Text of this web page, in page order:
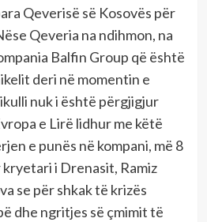
Qeverisë së Kosovës për
Qeveria na ndihmon, na
Balfin Group që është
deri në momentin e
nuk i është përgjigjur
e Lirë lidhur me këtë
e punës në kompani, më 8
i Drenasit, Ramiz
se për shkak të krizës
dhe ngritjes së çmimit të